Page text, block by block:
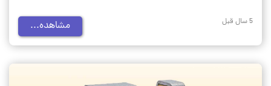
5 سال قبل مشاهده...